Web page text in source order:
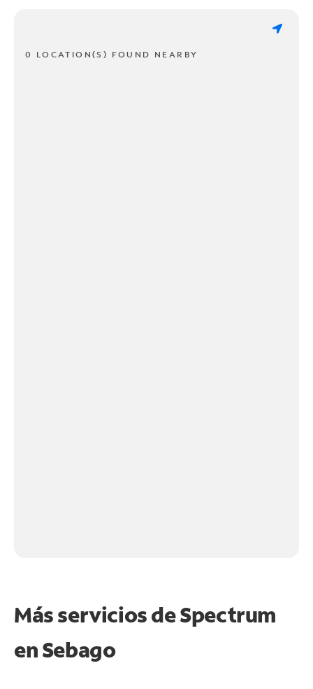
0 LOCATION(S) FOUND NEARBY
Más servicios de Spectrum
enSebago